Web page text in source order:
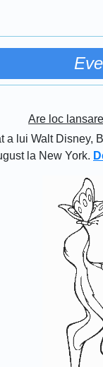
Are loc
a lui Walt
la New York.